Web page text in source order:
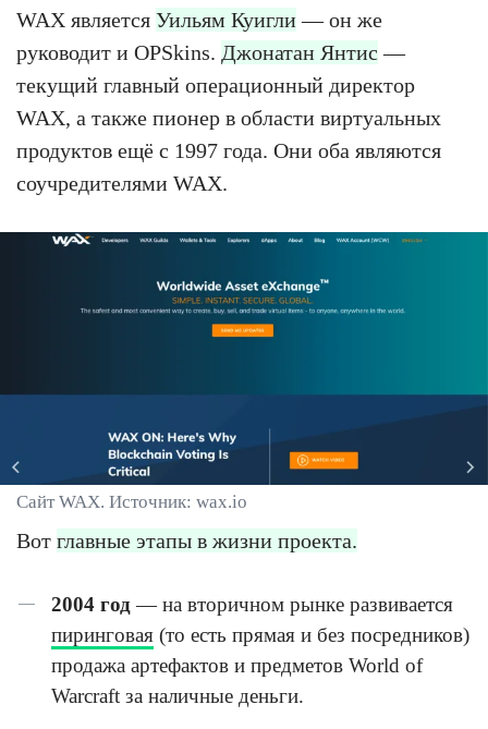
WAX является Уильям Куигли — он же
руководит и OPSkins. Джонатан Янтис —
текущий главный операционный директор
WAX, а также пионер в области виртуальных
продуктов ещё с 1997 года. Они оба являются
соучредителями WAX.
Сайт WAX. Источник: wax.io
Вот главные этапы в жизни проекта.
2004 год — на вторичном рынке развивается
пиринговая (то есть прямая и без посредников)
продажа артефактов и предметов World of
Warcraft за наличные деньги.